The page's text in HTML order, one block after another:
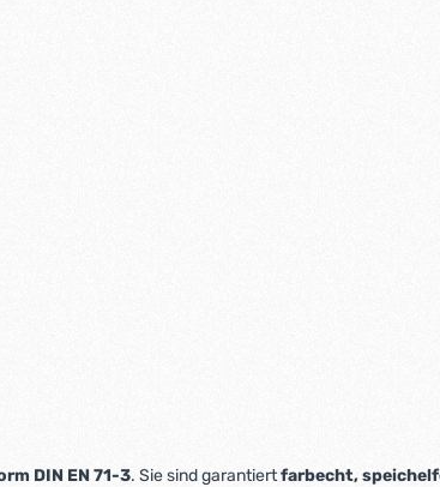
DIN EN 71-3. Sie sind garantiertfarbecht,